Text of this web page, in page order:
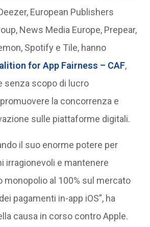
European Publishers
News Media Europe, Prepear,
Spotify e Tile, hanno
for App Fairness – CAF,
senza scopo di lucro
la concorrenza e
sulle piattaforme digitali.
il suo enorme potere per
irragionevoli e mantenere
monopolio al 100% sul mercato
pagamenti in-app iOS”, ha
causa in corso contro Apple.